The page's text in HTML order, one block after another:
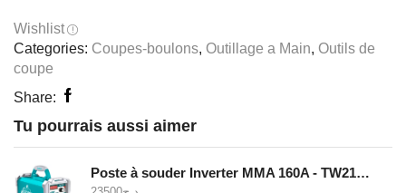
Wishlist
Categories: Coupes-boulons, Outillage a Main, Outils de
coupe
Share:
Tu pourrais aussi aimer
Poste à souder Inverter MMA 160A - TW21605